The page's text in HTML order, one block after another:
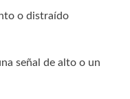
o distraído
señal de alto o un